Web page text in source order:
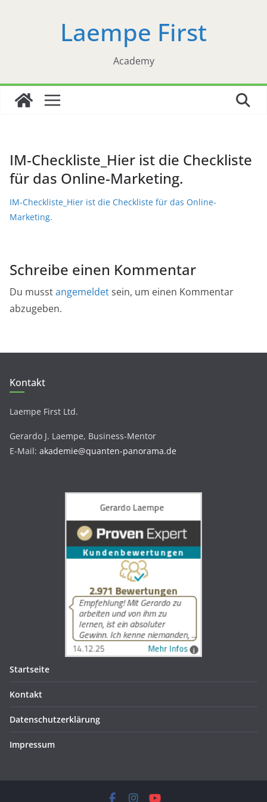
Laempe First
Academy
IM-Checkliste_Hier ist die Checkliste
für das Online-Marketing.
IM-Checkliste_Hier ist die Checkliste für das Online-
Marketing.
Schreibe einen Kommentar
Du musstangemeldetsein, um einen Kommentar
abzugeben.
Kontakt
Laempe First Ltd.
Gerardo J. Laempe, Business-Mentor
E-Mail: akademie@quanten-panorama.de
Startseite
Kontakt
Datenschutzerklärung
Impressum